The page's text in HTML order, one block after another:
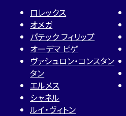
ロレックス
オメガ
パテック フィリップ
オーデマ ピゲ
ヴァシュロン・コンスタン
タン
エルメス
シャネル
ルイ・ヴィトン